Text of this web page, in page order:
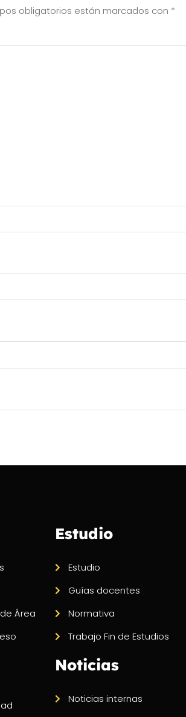
obligatorios están marcados con *
Área
Estudio
Estudio
Guías docentes
Normativa
Trabajo Fin de Estudios
Noticias
Noticias internas